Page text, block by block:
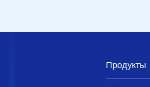
Продукты